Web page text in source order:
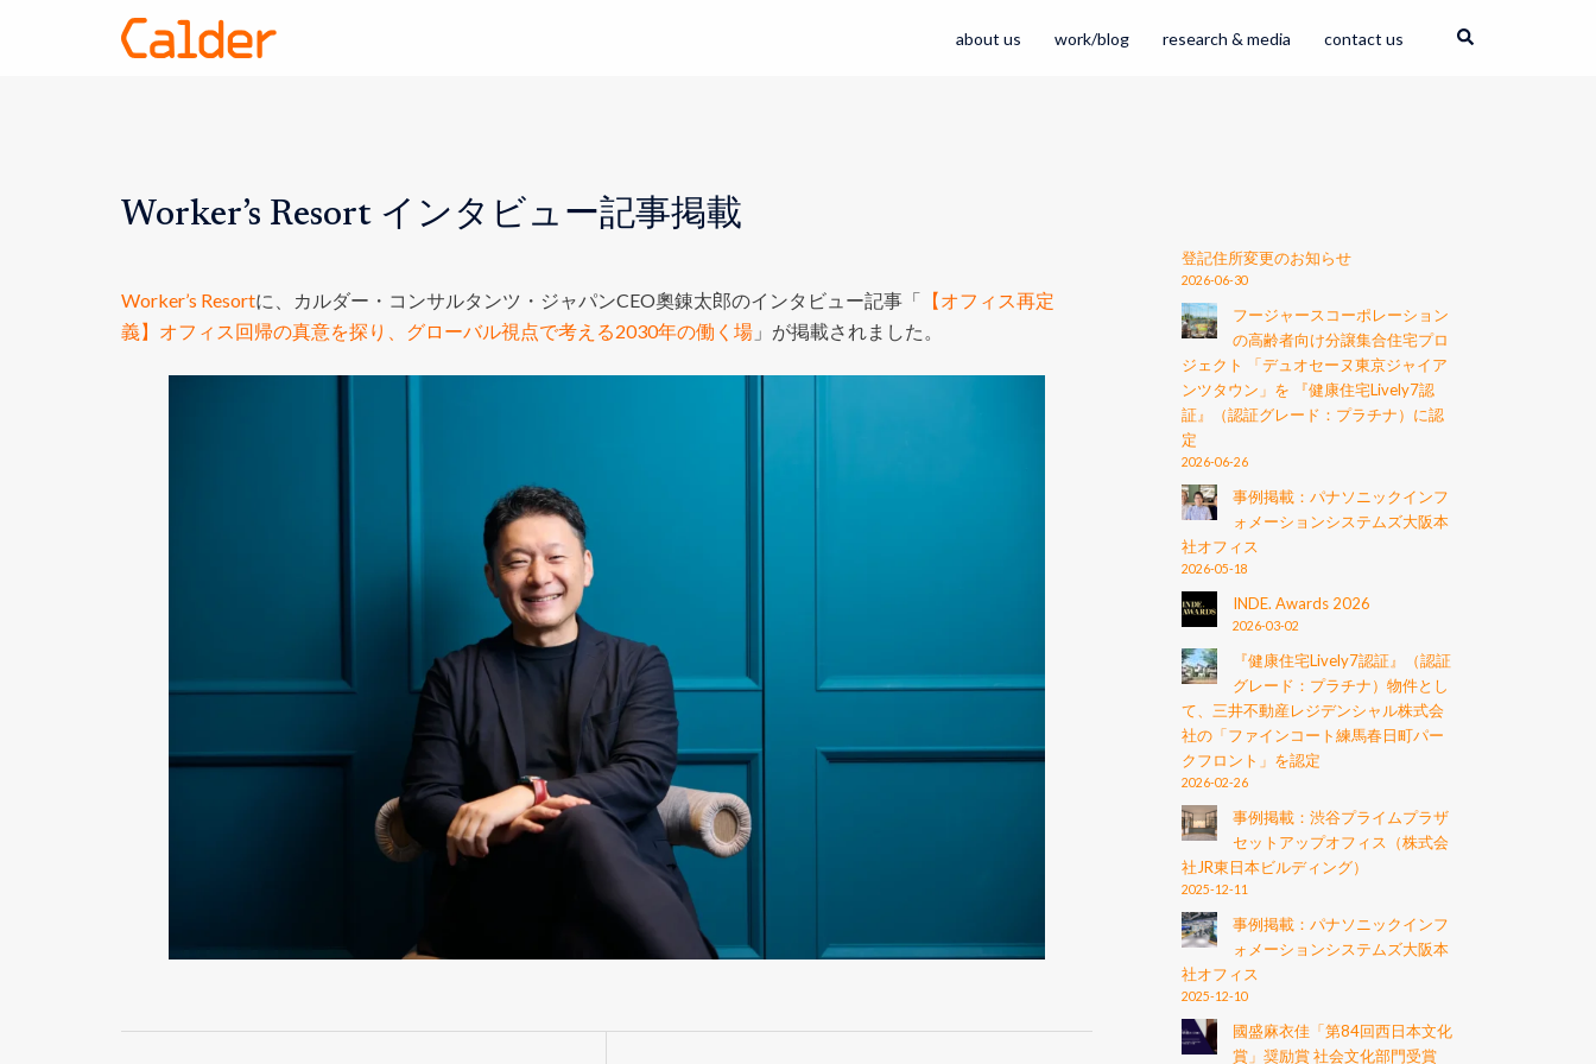
about us work/blog research & media contact us
Worker’s Resort インタビュー記事掲載
Worker’s Resortに、カルダー・コンサルタンツ・ジャパンCEO奧錬太郎のインタビュー記事「 【オフィス再定
義】オフィス回帰の真意を探り、グローバル視点で考える2030年の働く場 」が掲載されました。
登記住所変更のお知らせ
2026-06-30
フージャースコーポレーション
の高齢者向け分譲集合住宅プロ
ジェクト 「デュオセーヌ東京ジャイア
ンツタウン」を 『健康住宅Lively7認
証』（認証グレード：プラチナ）に認
定
2026-06-26
事例掲載：パナソニックインフ
ォメーションシステムズ大阪本
社オフィス
2026-05-18
INDE. Awards 2026
2026-03-02
『健康住宅Lively7認証』（認証
グレード：プラチナ）物件とし
て、三井不動産レジデンシャル株式会
社の「ファインコート練馬春日町パー
クフロント」を認定
2026-02-26
事例掲載：渋谷プライムプラザ
セットアップオフィス（株式会
社JR東日本ビルディング）
2025-12-11
事例掲載：パナソニックインフ
ォメーションシステムズ大阪本
社オフィス
2025-12-10
國盛麻衣佳「第84回西日本文化
賞」奨励賞 社会文化部門受賞